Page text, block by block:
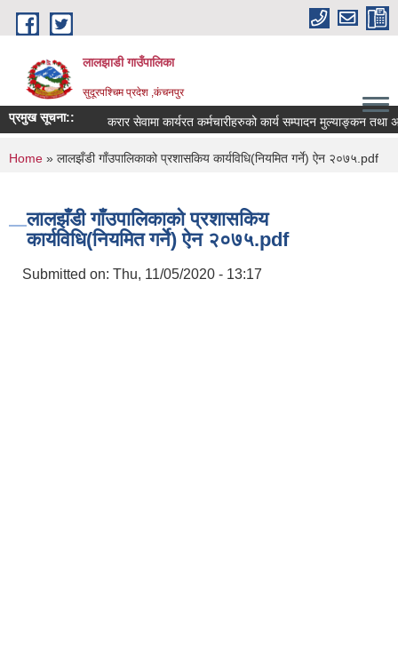
Skip to main content
लालझाडी गाउँपालिका
सुदूरपश्चिम प्रदेश ,कंचनपुर
प्रमुख सूचना:: करार सेवामा कार्यरत कर्मचारीहरुको कार्य सम्पादन मुल्याङ्कन तथा
You are here
Home » लालझँडी गाँउपालिकाको प्रशासकिय कार्यविधि(नियमित गर्ने) ऐन २०७५.pdf
लालझँडी गाँउपालिकाको प्रशासकिय
कार्यविधि(नियमित गर्ने) ऐन २०७५.pdf
Submitted on: Thu, 11/05/2020 - 13:17